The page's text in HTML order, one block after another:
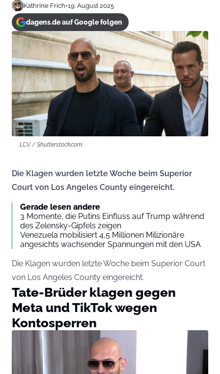
Kathrine Frich•19. August 2025
dagens.de auf Google folgen
LCV / Shutterstock.com
Die Klagen wurden letzte Woche beim Superior
Court von Los Angeles County eingereicht.
Gerade lesen andere
3 Momente, die Putins Einfluss auf Trump während
des Zelensky-Gipfels zeigen
Venezuela mobilisiert 4,5 Millionen Milizionäre
angesichts wachsender Spannungen mit den USA
Die Klagen wurden letzte Woche beim Superior Court
von Los Angeles County eingereicht.
Tate-Brüder klagen gegen
Meta und TikTok wegen
Kontosperren